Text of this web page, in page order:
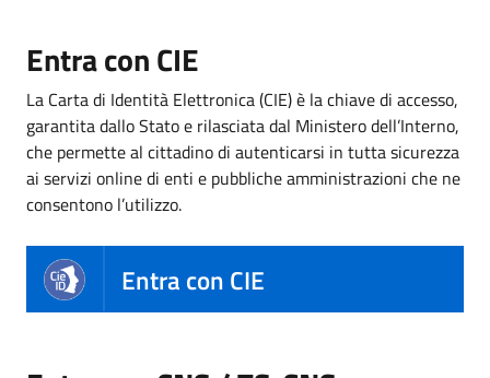
Entra con CIE
La Carta di Identità Elettronica (CIE) è la chiave di accesso,
garantita dallo Stato e rilasciata dal Ministero dell’Interno,
che permette al cittadino di autenticarsi in tutta sicurezza
ai servizi online di enti e pubbliche amministrazioni che ne
consentono l’utilizzo.
Entra con CIE